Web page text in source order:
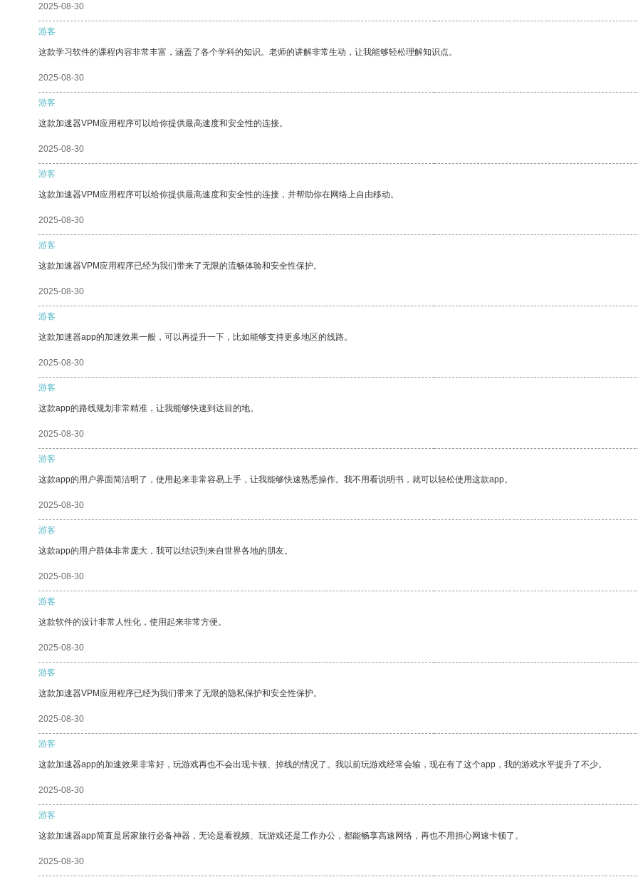
2025-08-30
游客
这款学习软件的课程内容非常丰富，涵盖了各个学科的知识。老师的讲解非常生动，让我能够轻松理解知识点。
2025-08-30
游客
这款加速器VPM应用程序可以给你提供最高速度和安全性的连接。
2025-08-30
游客
这款加速器VPM应用程序可以给你提供最高速度和安全性的连接，并帮助你在网络上自由移动。
2025-08-30
游客
这款加速器VPM应用程序已经为我们带来了无限的流畅体验和安全性保护。
2025-08-30
游客
这款加速器app的加速效果一般，可以再提升一下，比如能够支持更多地区的线路。
2025-08-30
游客
这款app的路线规划非常精准，让我能够快速到达目的地。
2025-08-30
游客
这款app的用户界面简洁明了，使用起来非常容易上手，让我能够快速熟悉操作。我不用看说明书，就可以轻松使用这款app。
2025-08-30
游客
这款app的用户群体非常庞大，我可以结识到来自世界各地的朋友。
2025-08-30
游客
这款软件的设计非常人性化，使用起来非常方便。
2025-08-30
游客
这款加速器VPM应用程序已经为我们带来了无限的隐私保护和安全性保护。
2025-08-30
游客
这款加速器app的加速效果非常好，玩游戏再也不会出现卡顿、掉线的情况了。我以前玩游戏经常会输，现在有了这个app，我的游戏水平提升了不少。
2025-08-30
游客
这款加速器app简直是居家旅行必备神器，无论是看视频、玩游戏还是工作办公，都能畅享高速网络，再也不用担心网速卡顿了。
2025-08-30